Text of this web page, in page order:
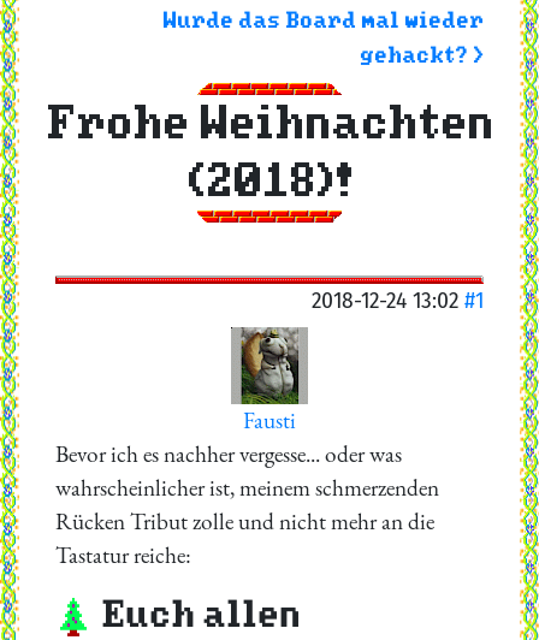
Wurde das Board mal wieder
gehackt? >
Frohe Weihnachten
(2018)!
2018-12-24 13:02 #1
Fausti
Bevor ich es nachher vergesse... oder was
wahrscheinlicher ist, meinem schmerzenden
Rücken Tribut zolle und nicht mehr an die
Tastatur reiche:
Euch allen